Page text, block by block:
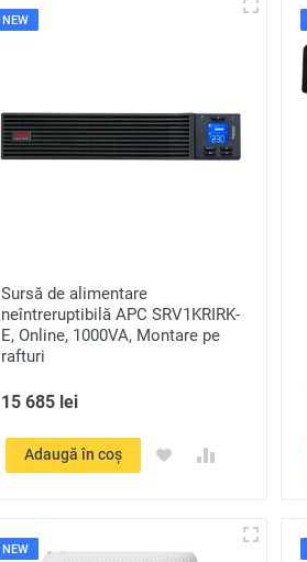
NEW
Sursă de alimentare
neîntreruptibilă APC SRV1KRIRK-
E, Online, 1000VA, Montare pe
rafturi
15 685 lei
Adaugă în coș
NEW